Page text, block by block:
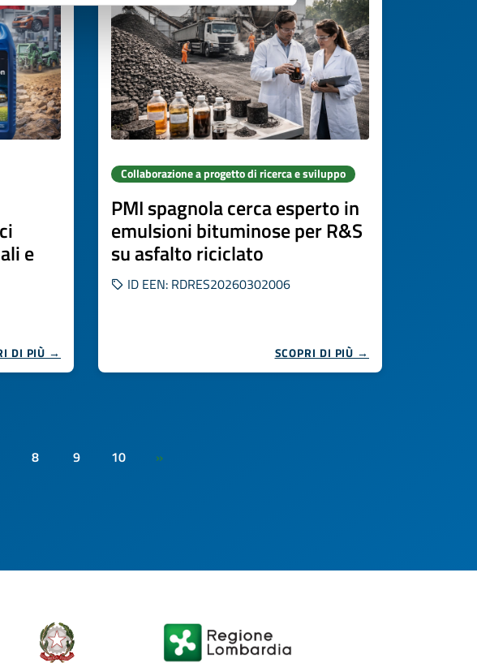
e
DI PIÙ →
Collaborazione a progetto di ricerca e sviluppo
PMI spagnola cerca esperto in
emulsioni bituminose per R&S
su asfalto riciclato
ID EEN: RDRES20260302006
SCOPRI DI PIÙ →
8 9 10 »